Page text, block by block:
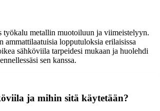
työkalu metallin muotoiluun ja viimeistelyyn.
ammattilaatuisia lopputuloksia erilaisissa
sähköviila tarpeidesi mukaan ja huolehdi
sen kanssa.
ja mihin sitä käytetään?